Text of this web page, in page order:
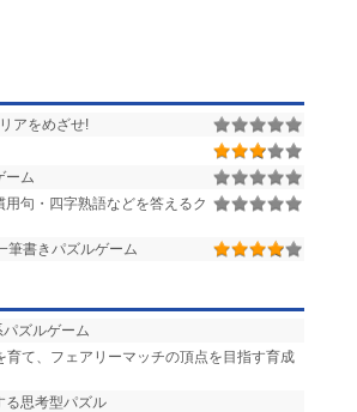
アをめざせ!
ーム
句・四字熟語などを答えるク
筆書きパズルゲーム
ズルゲーム
育て、フェアリーマッチの頂点を目指す育成
る思考型パズル